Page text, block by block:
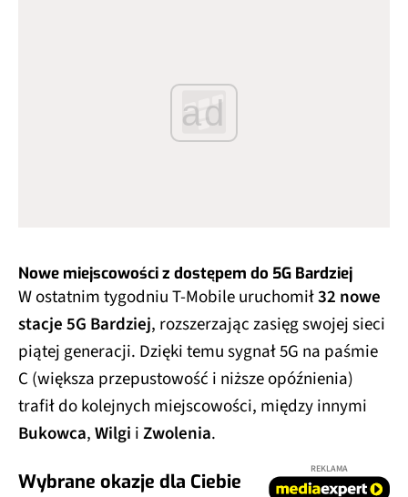
ad
Nowe miejscowości z dostępem do 5G Bardziej
W ostatnim tygodniu T-Mobile uruchomił32 nowe
stacje 5G Bardziej, rozszerzając zasięg swojej sieci
piątej generacji. Dzięki temu sygnał 5G na paśmie
C (większa przepustowość i niższe opóźnienia)
trafił do kolejnych miejscowości, między innymi
Bukowca,Wilgi iZwolenia.
Wybrane okazje dla Ciebie
REKLAMA